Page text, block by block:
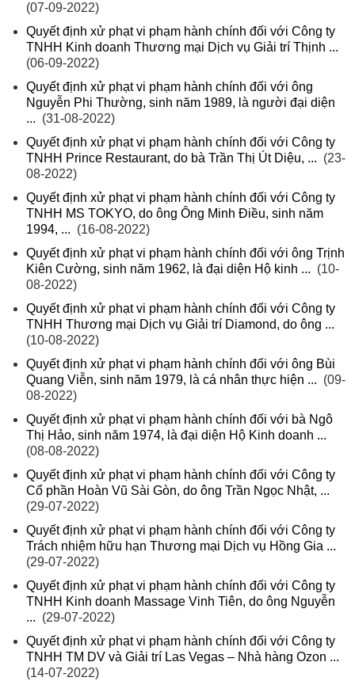
(07-09-2022)
Quyết định xử phạt vi phạm hành chính đối với Công ty
TNHH Kinh doanh Thương mại Dịch vụ Giải trí Thịnh ...
(06-09-2022)
Quyết định xử phạt vi phạm hành chính đối với ông
Nguyễn Phi Thường, sinh năm 1989, là người đại diện
... (31-08-2022)
Quyết định xử phạt vi phạm hành chính đối với Công ty
TNHH Prince Restaurant, do bà Trần Thị Út Diệu, ... (23-
08-2022)
Quyết định xử phạt vi phạm hành chính đối với Công ty
TNHH MS TOKYO, do ông Ông Minh Điều, sinh năm
1994, ... (16-08-2022)
Quyết định xử phạt vi phạm hành chính đối với ông Trịnh
Kiên Cường, sinh năm 1962, là đại diện Hộ kinh ... (10-
08-2022)
Quyết định xử phạt vi phạm hành chính đối với Công ty
TNHH Thương mại Dịch vụ Giải trí Diamond, do ông ...
(10-08-2022)
Quyết định xử phạt vi phạm hành chính đối với ông Bùi
Quang Viễn, sinh năm 1979, là cá nhân thực hiện ... (09-
08-2022)
Quyết định xử phạt vi phạm hành chính đối với bà Ngô
Thị Hảo, sinh năm 1974, là đại diện Hộ Kinh doanh ...
(08-08-2022)
Quyết định xử phạt vi phạm hành chính đối với Công ty
Cổ phần Hoàn Vũ Sài Gòn, do ông Trần Ngọc Nhật, ...
(29-07-2022)
Quyết định xử phạt vi phạm hành chính đối với Công ty
Trách nhiệm hữu hạn Thương mại Dịch vụ Hồng Gia ...
(29-07-2022)
Quyết định xử phạt vi phạm hành chính đối với Công ty
TNHH Kinh doanh Massage Vinh Tiên, do ông Nguyễn
... (29-07-2022)
Quyết định xử phạt vi phạm hành chính đối với Công ty
TNHH TM DV và Giải trí Las Vegas – Nhà hàng Ozon ...
(14-07-2022)